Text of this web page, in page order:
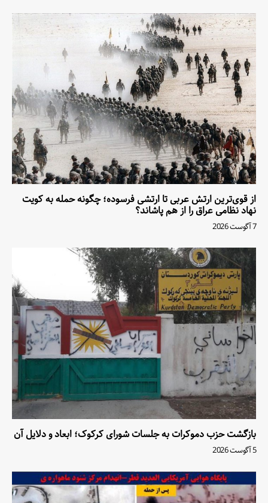
از قوی‌ترین ارتش عربی تا ارتشی فرسوده؛ چگونه حمله به کویت
نهاد نظامی عراق را از هم پاشاند؟
7 آگوست 2026
بازگشت حزب دموکرات به جلسات شورای کرکوک؛ ابعاد و دلایل آن
5 آگوست 2026